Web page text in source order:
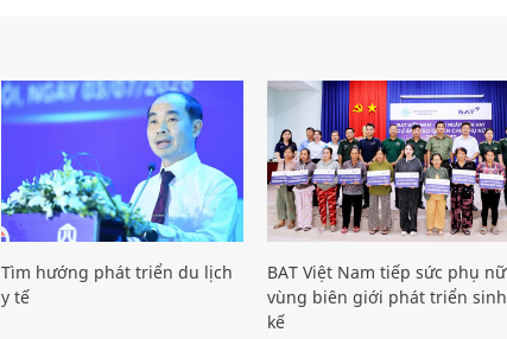
Tìm hướng phát triển du lịch
y tế
BAT Việt Nam tiếp sức phụ nữ
vùng biên giới phát triển sinh
kế